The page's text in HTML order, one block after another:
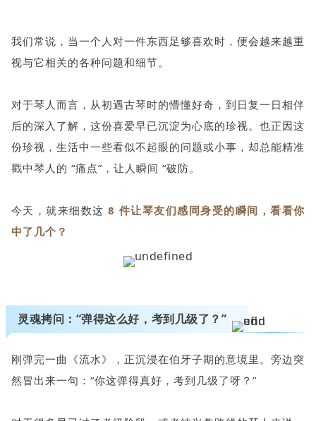
我们常说，当一个人对一件东西足够喜欢时，便会越来越重
视与它相关的各种问题和细节。
对于琴人而言，从初遇古琴时的懵懂好奇，到日复一日相伴
后的深入了解，这份喜爱早已沉淀为心底的珍视。也正因这
份珍视，生活中一些看似不起眼的问题或小事，却总能精准
戳中琴人的 “痛点”，让人瞬间 “破防。
今天，就来细数这 8 件让琴友们感同身受的瞬间，看看你
中了几个？
灵魂拷问：“弹得这么好，考到几级了？”
刚弹完一曲《流水》，正沉浸在伯牙子期的意境里。旁边突
然冒出来一句：“你这弹得真好，考到几级了呀？”